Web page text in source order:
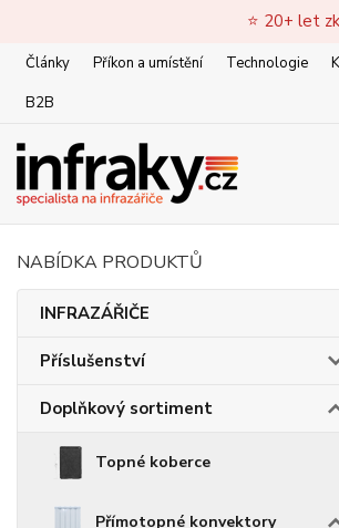
⭐ 20+ let
Články Příkon a umístění Technologie
B2B
NABÍDKA PRODUKTŮ
INFRAZÁŘIČE
Příslušenství
Doplňkový sortiment
Topné koberce
Přímotopné konvektory